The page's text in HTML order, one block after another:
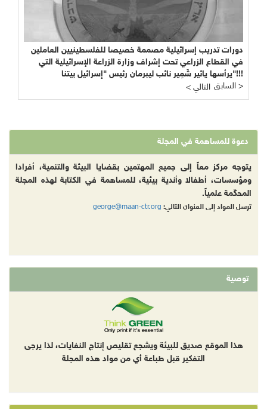
دورات تدريب إسرائيلية مصممة خصيصا للفلسطينيين العاملين
في القطاع الزراعي تحت إشراف وزارة الزراعة الإسرائيلية التي
يرأسها يائير شَمِير نائب ليبرمان رئيس "إسرائيل بيتنا"!!!
< التالي
السابق >
دعوة للمساهمة في المجلة
يتوجه مركز معاً إلى جميع المهتمين بقضايا البيئة والتنمية، أفرادا
ومؤسسات، أطفالا وأندية بيئية، للمساهمة في الكتابة لهذه المجلة
المحكّمة علمياً.
ترسل المواد إلى العنوان التالي: george@maan-ctr.org
توصية
هذا الموقع صديق للبيئة ويشجع تقليص إنتاج النفايات، لذا يرجى
التفكير قبل طباعة أي من مواد هذه المجلة